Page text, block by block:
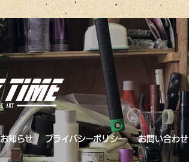
お知らせ プライバシーポリシー お問い合わせ